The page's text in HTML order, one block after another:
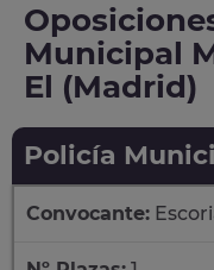
Municipal
El (Madrid)
Policía
Convocante: